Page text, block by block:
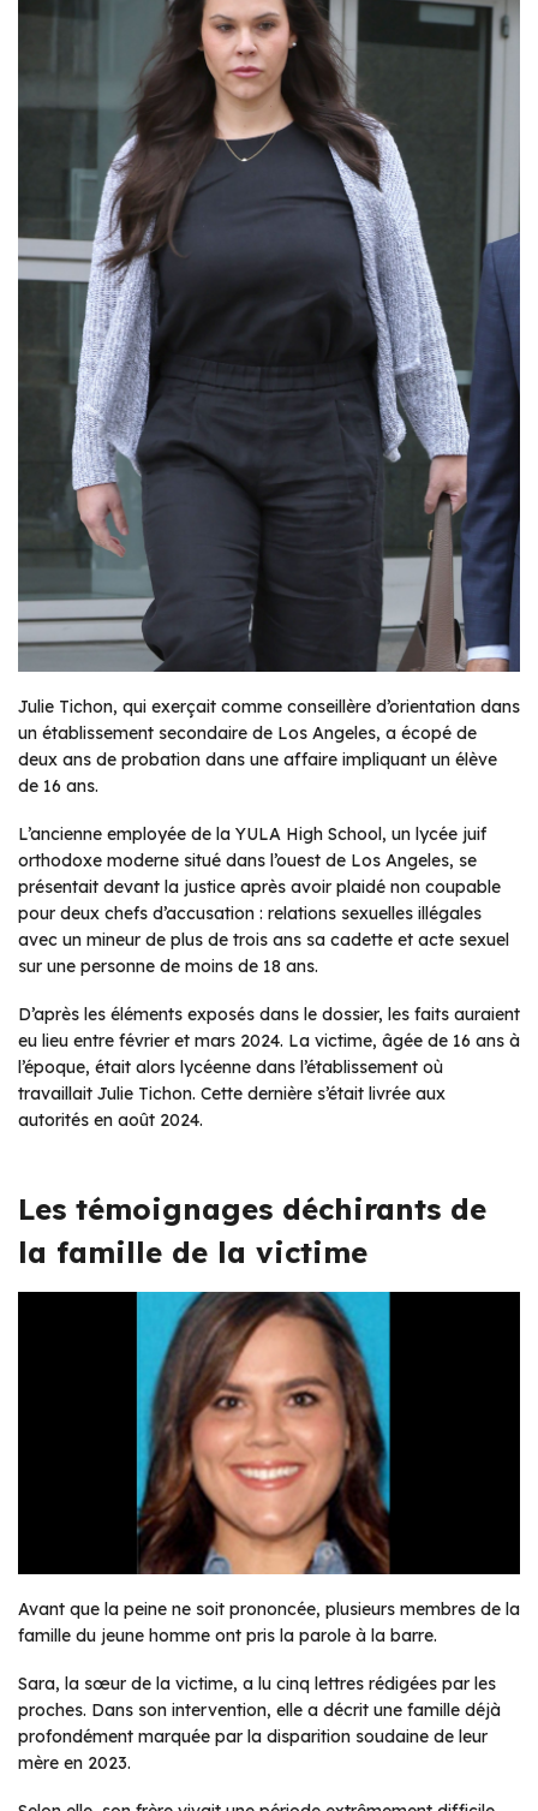
Julie Tichon, qui exerçait comme conseillère d’orientation dans
un établissement secondaire de Los Angeles, a écopé de
deux ans de probation dans une affaire impliquant un élève
de 16 ans.
L’ancienne employée de la YULA High School, un lycée juif
orthodoxe moderne situé dans l’ouest de Los Angeles, se
présentait devant la justice après avoir plaidé non coupable
pour deux chefs d’accusation : relations sexuelles illégales
avec un mineur de plus de trois ans sa cadette et acte sexuel
sur une personne de moins de 18 ans.
D’après les éléments exposés dans le dossier, les faits auraient
eu lieu entre février et mars 2024. La victime, âgée de 16 ans à
l’époque, était alors lycéenne dans l’établissement où
travaillait Julie Tichon. Cette dernière s’était livrée aux
autorités en août 2024.
Les témoignages déchirants de
la famille de la victime
Avant que la peine ne soit prononcée, plusieurs membres de la
famille du jeune homme ont pris la parole à la barre.
Sara, la sœur de la victime, a lu cinq lettres rédigées par les
proches. Dans son intervention, elle a décrit une famille déjà
profondément marquée par la disparition soudaine de leur
mère en 2023.